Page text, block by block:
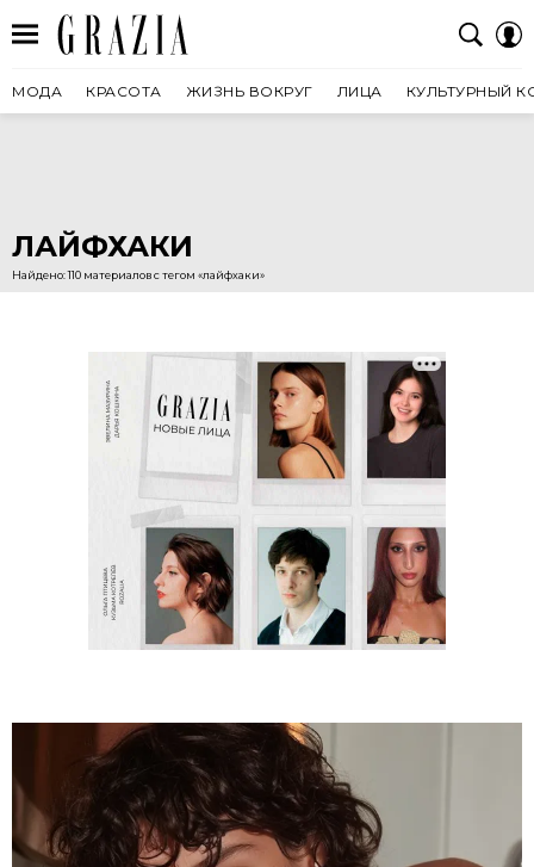
МОДА КРАСОТА ЖИЗНЬ ВОКРУГ ЛИЦА КУЛЬТУРНЫЙ
ЛАЙФХАКИ
Найдено: 110 материалов с тегом «лайфхаки»